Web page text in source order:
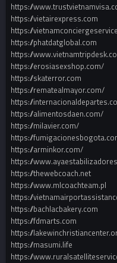
https://
https://vietairexpress.com
https://
https://phatdatglobal.com
https://
https://erosiasexshop.com/
https://skaterror.com
https://rematealmayor.com/
https://
https://alimentosdaen.com/
https://milavier.com/
https://
https://arminkor.com/
https://
https://thewebcoach.net
https://www.mlcoachteam.pl
https://
https://bachlacbakery.com
https://fdmarts.com
https://
https://masumi.life
https://